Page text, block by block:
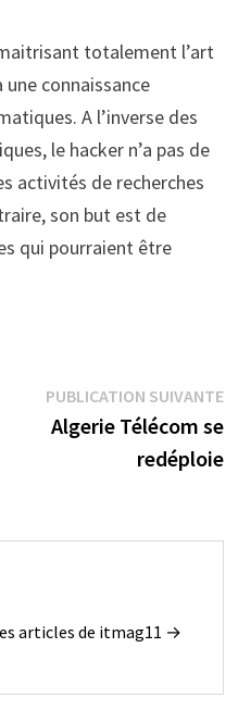
totalement l’art
connaissance
A l’inverse des
le hacker n’a pas de
activités de recherches
son but est de
qui pourraient être
:
PUBLICATION SUIVANTE
Algerie Télécom se
redéploie
articles de itmag11 →